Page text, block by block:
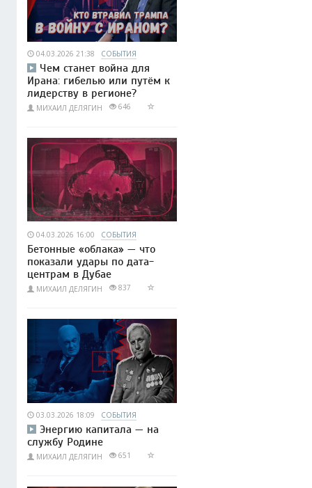
04.03.2026 21:38 СОБЫТИЯ
Чем станет война для
Ирана: гибелью или путём к
лидерству в регионе?
МИХАИЛ ДЕЛЯГИН 646
04.03.2026 16:00 СОБЫТИЯ
Бетонные «облака» — что
показали удары по дата-
центрам в Дубае
МИХАИЛ ДЕЛЯГИН 837
03.03.2026 18:09 СОБЫТИЯ
Энергию капитала — на
службу Родине
МИХАИЛ ДЕЛЯГИН 651